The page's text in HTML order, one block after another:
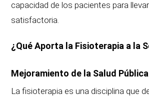
capacidad de los pacientes para
satisfactoria.
¿Qué Aporta la Fisioterapia a la
Mejoramiento de la Salud Pública
La fisioterapia es una disciplina que